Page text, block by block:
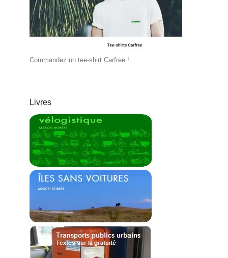
Commandez un tee-shirt Carfree !
Livres